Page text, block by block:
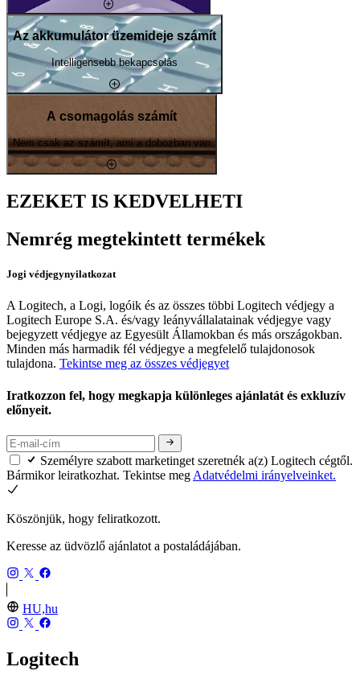
Az akkumulátor üzemideje számít
Intelligensebb bekapcsolás
A csomagolás számít
Nem csak az számít, ami a dobozban van
EZEKET IS KEDVELHETI
Nemrég megtekintett termékek
Jogi védjegynyilatkozat
A Logitech, a Logi, logóik és az összes többi Logitech védjegy a
Logitech Europe S.A. és/vagy leányvállalatainak védjegye vagy
bejegyzett védjegye az Egyesült Államokban és más országokban.
Minden más harmadik fél védjegye a megfelelő tulajdonosok
tulajdona. Tekintse meg az összes védjegyet
Iratkozzon fel, hogy megkapja különleges ajánlatát és exkluzív
előnyeit.
Személyre szabott marketinget szeretnék a(z) Logitech cégtől.
Bármikor leiratkozhat. Tekintse meg Adatvédelmi irányelveinket.
Köszönjük, hogy feliratkozott.
Keresse az üdvözlő ajánlatot a postaládájában.
HU,hu
Logitech